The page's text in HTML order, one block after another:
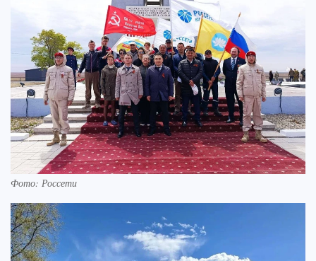
Фото: Россети